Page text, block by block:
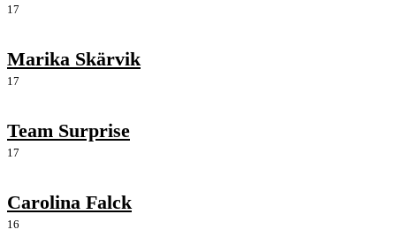
17
Marika Skärvik
17
Team Surprise
17
Carolina Falck
16